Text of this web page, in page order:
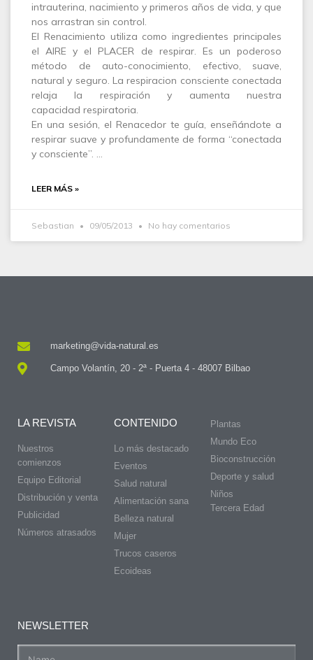
intrauterina, nacimiento y primeros años de vida, y que
nos arrastran sin control.
El Renacimiento utiliza como ingredientes principales
el AIRE y el PLACER de respirar. Es un poderoso
método de auto-conocimiento, efectivo, suave,
natural y seguro. La respiracion consciente conectada
relaja la respiración y aumenta nuestra
capacidad respiratoria.
En una sesión, el Renacedor te guía, enseñándote a
respirar suave y profundamente de forma “conectada
y consciente”. …
LEER MÁS »
Sebastian 09/05/2013 No hay comentarios
marketing@vida-natural.es
Campo Volantín, 20 - 2ª - Puerta 4 - 48007 Bilbao
LA REVISTA
Nuestros
comienzos
Equipo Editorial
Distribución y venta
Publicidad
Números atrasados
CONTENIDO
Lo más destacado
Eventos
Salud natural
Alimentación sana
Belleza natural
Mujer
Trucos caseros
Ecoideas
Plantas
Mundo Eco
Bioconstrucción
Deporte y salud
Niños
Tercera Edad
NEWSLETTER